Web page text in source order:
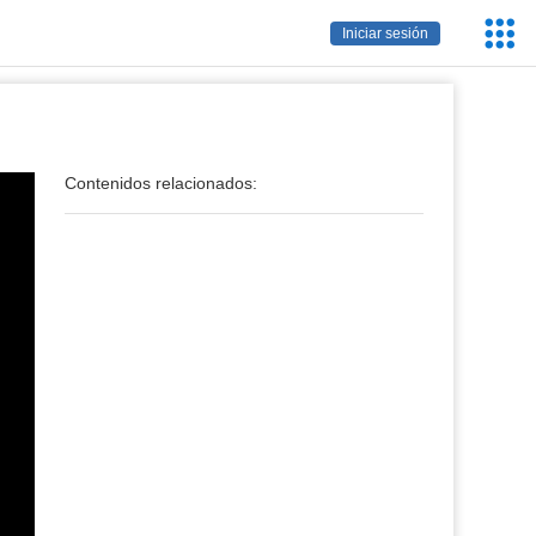
Iniciar sesión
Contenidos relacionados: